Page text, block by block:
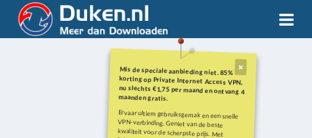
Mis de speciale aanbieding niet. 85%
korting op Private Internet Access VPN,
nu slechts €1,75 per maand en ontvang 4
maanden gratis.
Ervaar ultiem gebruiksgemak en een snelle
VPN-verbinding. Geniet van de beste
kwaliteit voor de scherpste prijs. Met
Private Internet Access kun je moeiteloos
torrents, Usenet en Netflix gebruiken! En
geld-terug-garantie van 30 dagen, dus je